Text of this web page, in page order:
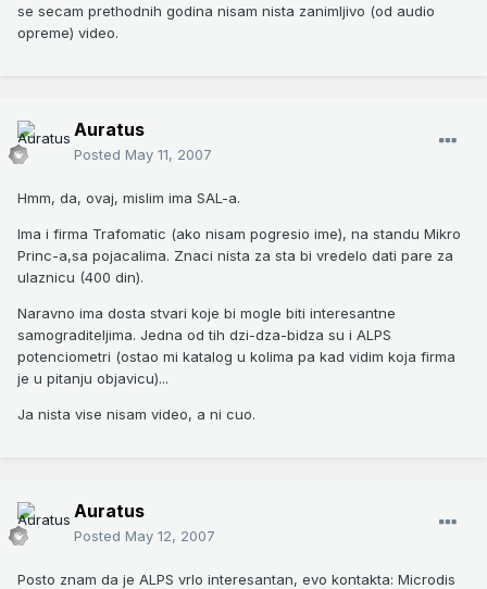
se secam prethodnih godina nisam nista zanimljivo (od audio
opreme) video.
Auratus
Posted May 11, 2007
Hmm, da, ovaj, mislim ima SAL-a.
Ima i firma Trafomatic (ako nisam pogresio ime), na standu Mikro
Princ-a,sa pojacalima. Znaci nista za sta bi vredelo dati pare za
ulaznicu (400 din).
Naravno ima dosta stvari koje bi mogle biti interesantne
samograditeljima. Jedna od tih dzi-dza-bidza su i ALPS
potenciometri (ostao mi katalog u kolima pa kad vidim koja firma
je u pitanju objavicu)...
Ja nista vise nisam video, a ni cuo.
Auratus
Posted May 12, 2007
Posto znam da je ALPS vrlo interesantan, evo kontakta: Microdis